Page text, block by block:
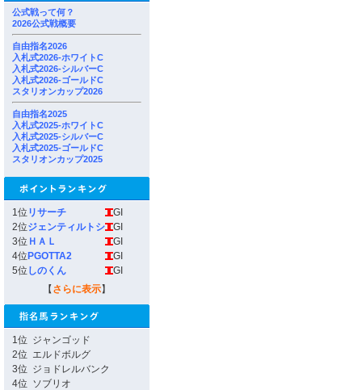
公式戦って何？
2026公式戦概要
自由指名2026
入札式2026-ホワイトC
入札式2026-シルバーC
入札式2026-ゴールドC
スタリオンカップ2026
自由指名2025
入札式2025-ホワイトC
入札式2025-シルバーC
入札式2025-ゴールドC
スタリオンカップ2025
1位 リサーチ
GI
2位ジェンティルトシ
GI
3位 ＨＡＬ
GI
4位 PGOTTA2
GI
5位 しのくん
GI
【 さらに表示】
1位 ジャンゴッド
2位 エルドボルグ
3位 ジョドレルバンク
4位 ソブリオ